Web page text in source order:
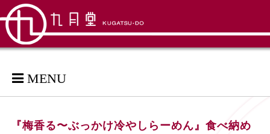
MENU
『梅香る〜ぶっかけ冷やしらーめん』食べ納め